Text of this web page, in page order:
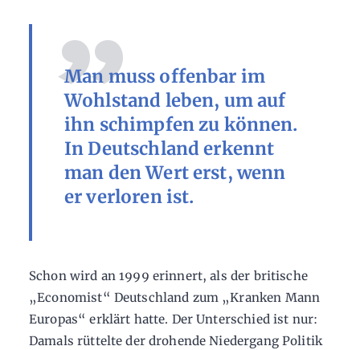
Man muss offenbar im
Wohlstand leben, um auf
ihn schimpfen zu können.
In Deutschland erkennt
man den Wert erst, wenn
er verloren ist.
Schon wird an 1999 erinnert, als der britische
„Economist“ Deutschland zum „Kranken Mann
Europas“ erklärt hatte. Der Unterschied ist nur:
Damals rüttelte der drohende Niedergang Politik